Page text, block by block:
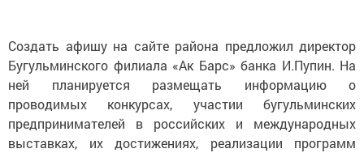
Создать афишу на сайте района предложил директор
Бугульминского филиала «Ак Барс» банка И.Пупин. На
ней планируется размещать информацию о
проводимых конкурсах, участии бугульминских
предпринимателей в российских и международных
выставках, их достижениях, реализации программ